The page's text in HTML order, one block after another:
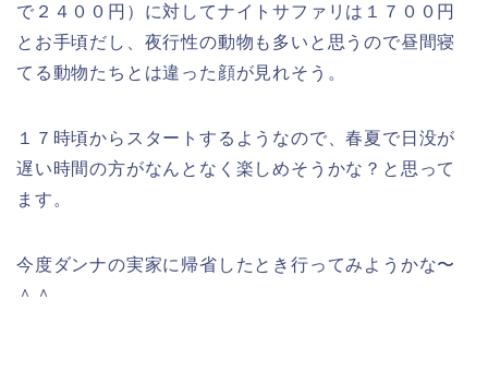
で２４００円）に対してナイトサファリは１７００円
とお手頃だし、夜行性の動物も多いと思うので昼間寝
てる動物たちとは違った顔が見れそう。
１７時頃からスタートするようなので、春夏で日没が
遅い時間の方がなんとなく楽しめそうかな？と思って
ます。
今度ダンナの実家に帰省したとき行ってみようかな〜
＾＾